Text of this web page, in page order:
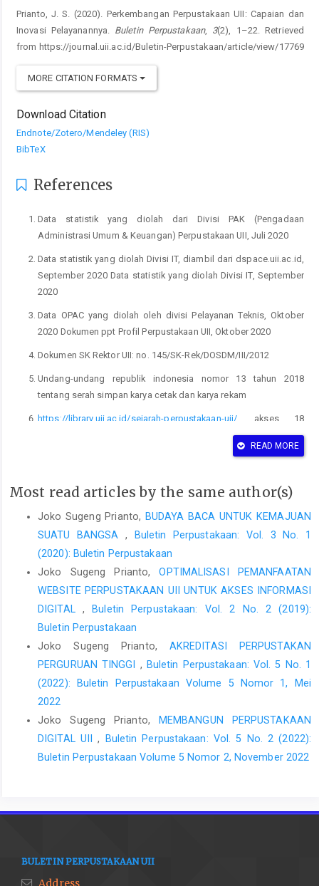
Prianto, J. S. (2020). Perkembangan Perpustakaan UII: Capaian dan
Inovasi Pelayanannya. Buletin Perpustakaan, 3(2), 1–22. Retrieved
from https://journal.uii.ac.id/Buletin-Perpustakaan/article/view/17769
MORE CITATION FORMATS
Download Citation
Endnote/Zotero/Mendeley (RIS)
BibTeX
References
Data statistik yang diolah dari Divisi PAK (Pengadaan
Administrasi Umum & Keuangan) Perpustakaan UII, Juli 2020
Data statistik yang diolah Divisi IT, diambil dari dspace.uii.ac.id,
September 2020 Data statistik yang diolah Divisi IT, September
2020
Data OPAC yang diolah oleh divisi Pelayanan Teknis, Oktober
2020 Dokumen ppt Profil Perpustakaan UII, Oktober 2020
Dokumen SK Rektor UII: no. 145/SK-Rek/DOSDM/III/2012
Undang-undang republik indonesia nomor 13 tahun 2018
tentang serah simpan karya cetak dan karya rekam
https://library.uii.ac.id/sejarah-perpustakaan-uii/ , akses 18
, akses 18 Oktober 2020
18 Oktober 2020
https://isbn.perpusnas.go.id/, akses 20 Oktober 2020
Oktober 2020
READ MORE
Most read articles by the same author(s)
Joko Sugeng Prianto, BUDAYA BACA UNTUK KEMAJUAN
SUATU BANGSA,
Buletin Perpustakaan: Vol. 3 No. 1
(2020): Buletin Perpustakaan
Joko Sugeng Prianto,OPTIMALISASI PEMANFAATAN
WEBSITE PERPUSTAKAAN UII UNTUK AKSES INFORMASI
DIGITAL ,
Buletin Perpustakaan: Vol. 2 No. 2 (2019):
Buletin Perpustakaan
Joko Sugeng Prianto, AKREDITASI PERPUSTAKAN
PERGURUAN TINGGI , Buletin Perpustakaan: Vol. 5 No. 1
(2022): Buletin Perpustakaan Volume 5 Nomor 1, Mei
2022
Joko Sugeng Prianto,
MEMBANGUN PERPUSTAKAAN
DIGITAL UII,
Buletin Perpustakaan: Vol. 5 No. 2 (2022):
Buletin Perpustakaan Volume 5 Nomor 2, November 2022
BULETIN PERPUSTAKAAN UII
Address